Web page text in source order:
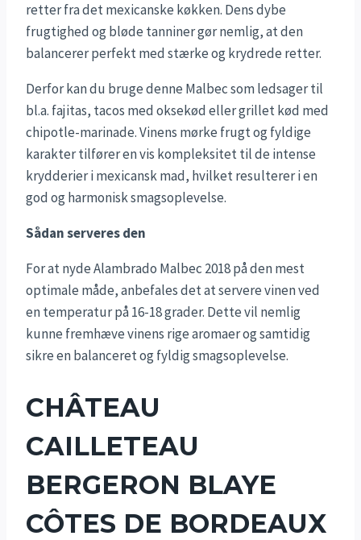
retter fra det mexicanske køkken. Dens dybe
frugtighed og bløde tanniner gør nemlig, at den
balancerer perfekt med stærke og krydrede retter.
Derfor kan du bruge denne Malbec som ledsager til
bl.a. fajitas, tacos med oksekød eller grillet kød med
chipotle-marinade. Vinens mørke frugt og fyldige
karakter tilfører en vis kompleksitet til de intense
krydderier i mexicansk mad, hvilket resulterer i en
god og harmonisk smagsoplevelse.
Sådan serveres den
For at nyde Alambrado Malbec 2018 på den mest
optimale måde, anbefales det at servere vinen ved
en temperatur på 16-18 grader. Dette vil nemlig
kunne fremhæve vinens rige aromaer og samtidig
sikre en balanceret og fyldig smagsoplevelse.
CHÂTEAU
CAILLETEAU
BERGERON BLAYE
CÔTES DE BORDEAUX